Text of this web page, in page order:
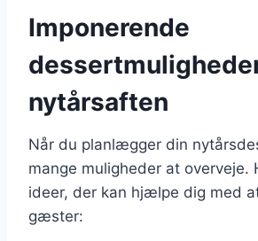
Imponerende
nytårsaften
Når du planlægger din
mange muligheder at overveje.
ideer, der kan hjælpe dig med
gæster: